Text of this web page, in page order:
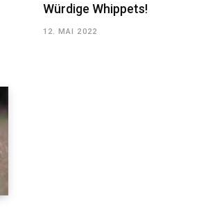
Würdige Whippets!
12. MAI 2022